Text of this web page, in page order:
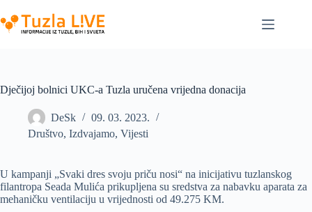
to
content
Dječijoj bolnici UKC-a Tuzla uručena vrijedna donacija
DeSk
09. 03. 2023.
Društvo, Izdvajamo, Vijesti
U kampanji „Svaki dres svoju priču nosi“ na inicijativu tuzlanskog
filantropa Seada Mulića prikupljena su sredstva za nabavku aparata za
mehaničku ventilaciju u vrijednosti od 49.275 KM.